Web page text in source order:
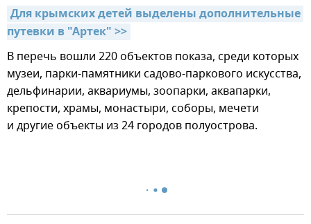
Для крымских детей выделены дополнительные
путевки в "Артек" >>
В перечь вошли 220 объектов показа, среди которых
музеи, парки-памятники садово-паркового искусства,
дельфинарии, аквариумы, зоопарки, аквапарки,
крепости, храмы, монастыри, соборы, мечети
и другие объекты из 24 городов полуострова.